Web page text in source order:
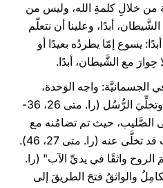
خلالِ كلمةِ الله، وليس من
أبدًا، وعلينا أن نتعلّم
يسوع إمّا يطردُه بعيدًا أو
مع الشَّيطان، أبدًا.
واجه الوَحدة،
والخَوف، والقلق، وخيانةَ يهوذا وتخلِّيَ الرُّسُل (را. متى 26، 36-
الصَّليب، حيث تم تضامُنه مع
الخطأةِ لدرجةِ الشُّعور بأنَّ الآبَ قد تخلَّى عنه (را. متى 27، 46).
واثقًا في يديِّ الآب" (را.
الكامِلُ والواثقُ فتحَ الطريقَ إلى